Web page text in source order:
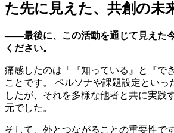
た先に見えた、共創の未
――最後に、この活動を通じて見えた
ください。
痛感したのは「『知っている』と『で
ことです。 ペルソナや課題設定といっ
したが、それを多様な他者と共に実践
元でした。
そして、外とつながることの重要性で